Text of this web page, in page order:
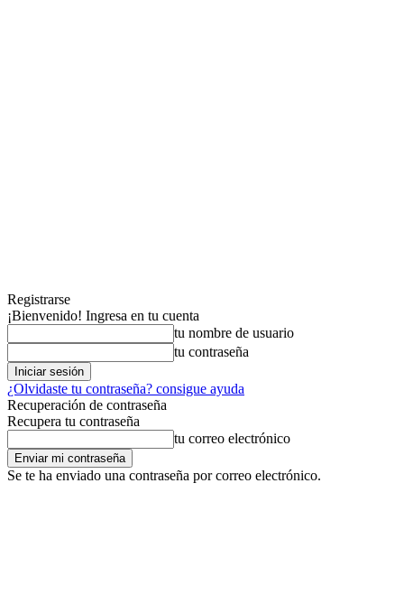
Registrarse
¡Bienvenido! Ingresa en tu cuenta
tu nombre de usuario
tu contraseña
¿Olvidaste tu contraseña? consigue ayuda
Recuperación de contraseña
Recupera tu contraseña
tu correo electrónico
Se te ha enviado una contraseña por correo electrónico.